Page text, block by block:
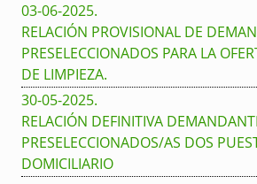
03-06-2025.
RELACIÓN PROVISIONAL DE
PRESELECCIONADOS PARA LA
DE LIMPIEZA.
30-05-2025.
RELACIÓN DEFINITIVA
PRESELECCIONADOS/AS DOS
DOMICILIARIO